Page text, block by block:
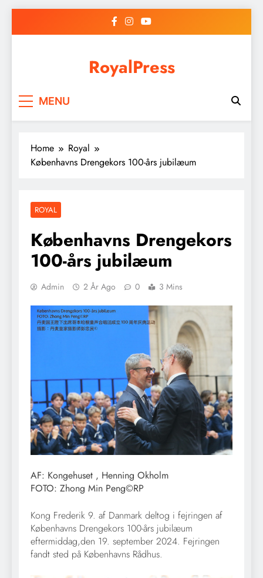
RoyalPress
MENU
Home
Royal
Københavns Drengekors 100-års jubilæum
ROYAL
Københavns Drengekors
100-års jubilæum
Admin 2 År Ago 0 3 Mins
AF: Kongehuset , Henning Okholm
FOTO: Zhong Min Peng©RP
Kong Frederik 9. af Danmark deltog i fejringen af
Københavns Drengekors 100-års jubilæum
eftermiddag,den 19. september 2024. Fejringen
fandt sted på Københavns Rådhus.